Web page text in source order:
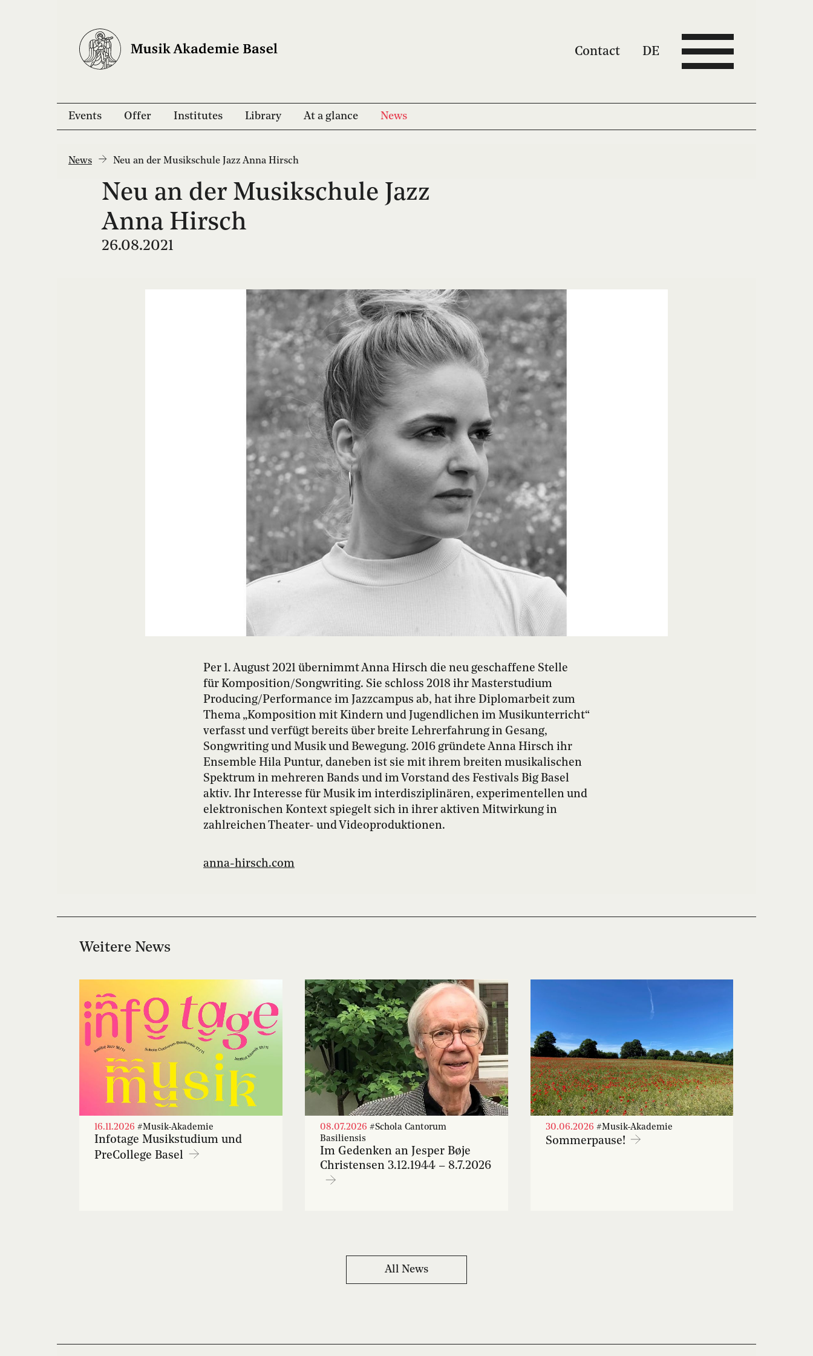
Contact DE
Events Offer Institutes Library At a glance News
News Neu an der Musikschule Jazz Anna Hirsch
Neu an der Musikschule Jazz
Anna Hirsch
26.08.2021
Per 1. August 2021 übernimmt Anna Hirsch die neu geschaffene Stelle
für Komposition/Songwriting. Sie schloss 2018 ihr Masterstudium
Producing/Performance im Jazzcampus ab, hat ihre Diplomarbeit zum
Thema „Komposition mit Kindern und Jugendlichen im Musikunterricht“
verfasst und verfügt bereits über breite Lehrerfahrung in Gesang,
Songwriting und Musik und Bewegung. 2016 gründete Anna Hirsch ihr
Ensemble Hila Puntur, daneben ist sie mit ihrem breiten musikalischen
Spektrum in mehreren Bands und im Vorstand des Festivals Big Basel
aktiv. Ihr Interesse für Musik im interdisziplinären, experimentellen und
elektronischen Kontext spiegelt sich in ihrer aktiven Mitwirkung in
zahlreichen Theater- und Videoproduktionen.
anna-hirsch.com
Weitere News
16.11.2026 #Musik-Akademie
Infotage Musikstudium und
PreCollege Basel
08.07.2026 #Schola Cantorum
Basiliensis
Im Gedenken an Jesper Bøje
Christensen 3.12.1944 – 8.7.2026
30.06.2026 #Musik-Akademie
Sommerpause!
All News